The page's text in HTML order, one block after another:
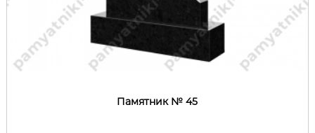
Памятник № 45